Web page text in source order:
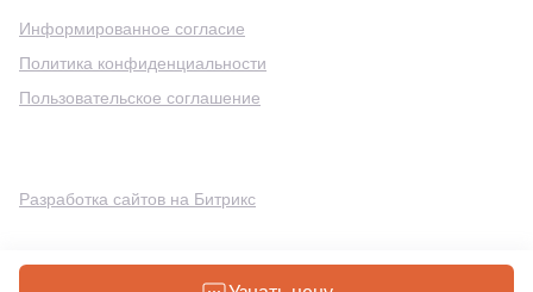
Информированное согласие
Политика конфиденциальности
Пользовательское соглашение
Разработка сайтов на Битрикс